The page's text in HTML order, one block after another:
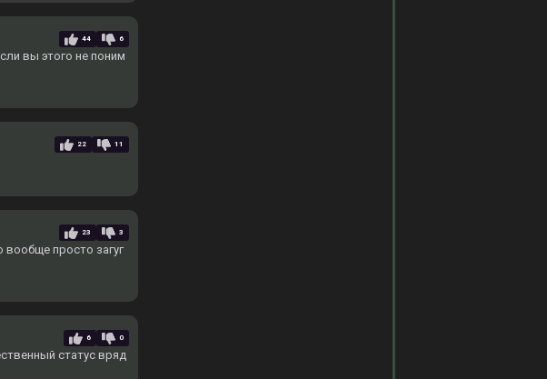
44 6
вы этого не поним
22 11
23 3
просто загуг
6 0
статус вряд